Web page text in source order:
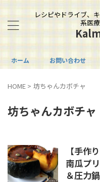
レシピやドライブ、
系医
ホーム お問い合わせ
HOME > 坊ちゃんカボチャ
坊ちゃんカボチャ
【手作
南瓜プ
＆圧力